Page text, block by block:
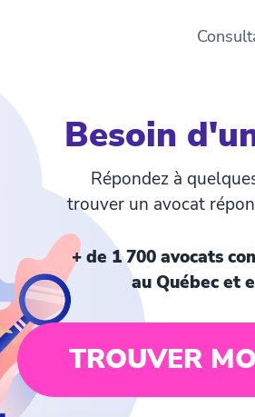
Besoin
Répondez à
trouver un avocat
+ de 1 700 avocats
au Québec et
TROUVER